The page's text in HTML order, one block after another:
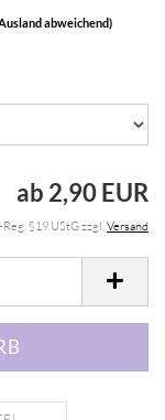
abweichend)
ab 2,90 EUR
§19 UStG zzgl.Versand